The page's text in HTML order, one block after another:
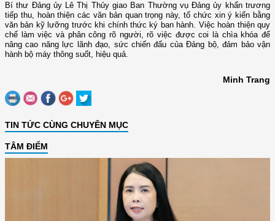
Bí thư Đảng ủy Lê Thị Thủy giao Ban Thường vụ Đảng ủy khẩn trương
tiếp thu, hoàn thiện các văn bản quan trọng này, tổ chức xin ý kiến bằng
văn bản kỹ lưỡng trước khi chính thức ký ban hành. Việc hoàn thiện quy
chế làm việc và phân công rõ người, rõ việc được coi là chìa khóa để
nâng cao năng lực lãnh đạo, sức chiến đấu của Đảng bộ, đảm bảo vận
hành bộ máy thông suốt, hiệu quả.
Minh Trang
TIN TỨC CÙNG CHUYÊN MỤC
TÂM ĐIỂM